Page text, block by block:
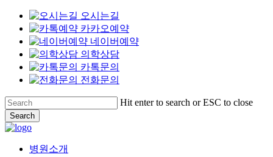
오시는길
카카오예약
네이버예약
의학상담
카톡문의
전화문의
Skip
to
main
content
Hit enter to search or ESC to close
Search
Close
Menu
병원소개